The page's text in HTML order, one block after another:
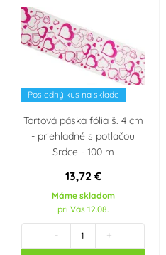
Posledný kus na sklade
Tortová páska fólia š. 4 cm
- priehladné s potlačou
Srdce - 100 m
13,72 €
Máme skladom
pri Vás 12.08.
- +